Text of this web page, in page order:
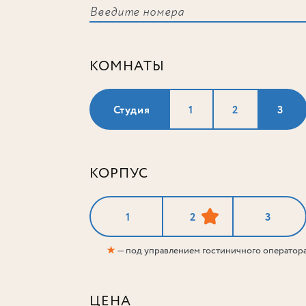
КОМНАТЫ
Студия 1 2 3
КОРПУС
1 2 3
★— под управлением гостиничного
ЦЕНА